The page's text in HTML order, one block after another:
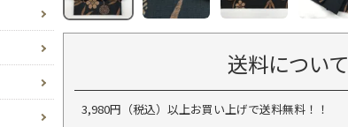
送料について
3,980円（税込）以上お買い上げで送料無料！！